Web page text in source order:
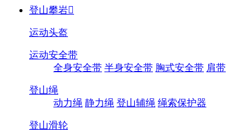
登山攀岩
运动头盔
运动安全带
全身安全带 半身安全带 胸式安全带 肩带
登山绳
动力绳 静力绳 登山辅绳 绳索保护器
登山滑轮